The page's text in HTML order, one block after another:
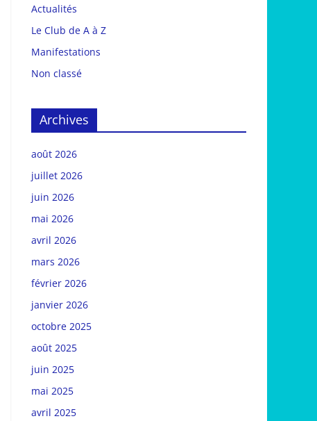
Actualités
Le Club de A à Z
Manifestations
Non classé
Archives
août 2026
juillet 2026
juin 2026
mai 2026
avril 2026
mars 2026
février 2026
janvier 2026
octobre 2025
août 2025
juin 2025
mai 2025
avril 2025